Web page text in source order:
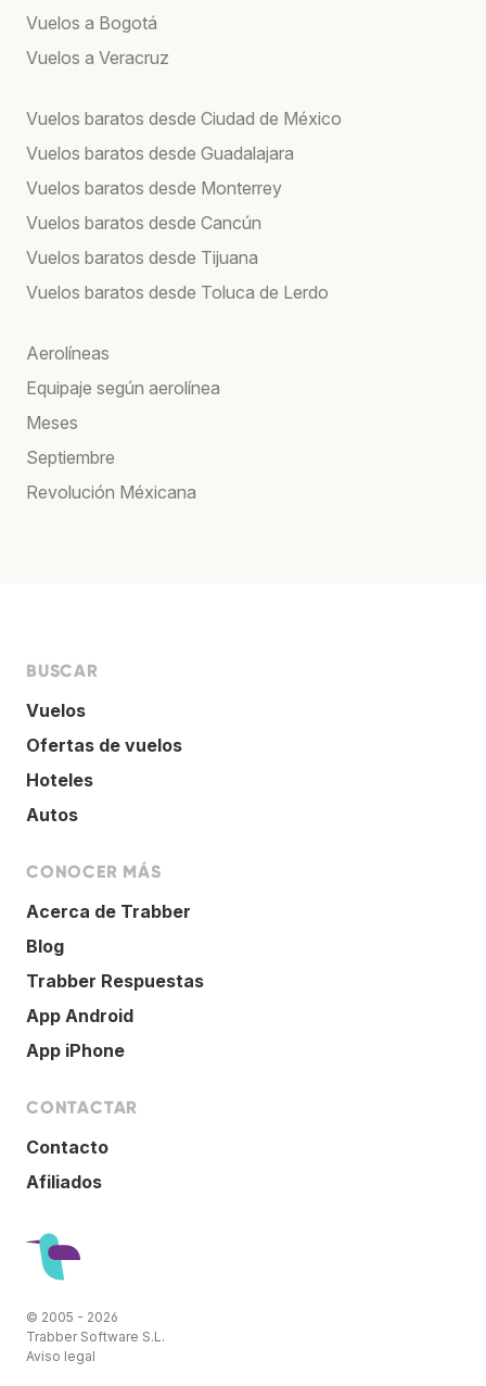
Vuelos a Bogotá
Vuelos a Veracruz
Vuelos baratos desde Ciudad de México
Vuelos baratos desde Guadalajara
Vuelos baratos desde Monterrey
Vuelos baratos desde Cancún
Vuelos baratos desde Tijuana
Vuelos baratos desde Toluca de Lerdo
Aerolíneas
Equipaje según aerolínea
Meses
Septiembre
Revolución Méxicana
BUSCAR
Vuelos
Ofertas de vuelos
Hoteles
Autos
CONOCER MÁS
Acerca de Trabber
Blog
Trabber Respuestas
App Android
App iPhone
CONTACTAR
Contacto
Afiliados
© 2005 - 2026
Trabber Software S.L.
Aviso legal